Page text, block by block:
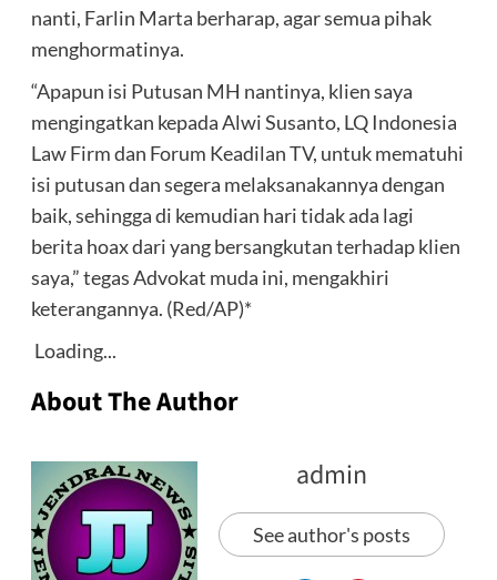
nanti, Farlin Marta berharap, agar semua pihak
menghormatinya.
“Apapun isi Putusan MH nantinya, klien saya
mengingatkan kepada Alwi Susanto, LQ Indonesia
Law Firm dan Forum Keadilan TV, untuk mematuhi
isi putusan dan segera melaksanakannya dengan
baik, sehingga di kemudian hari tidak ada lagi
berita hoax dari yang bersangkutan terhadap klien
saya,” tegas Advokat muda ini, mengakhiri
keterangannya. (Red/AP)*
Loading...
About The Author
admin
See author's posts